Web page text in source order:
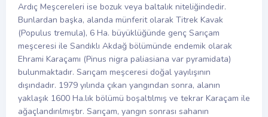
Ardıç Meşcereleri ise bozuk veya baltalık niteliğindedir.
Bunlardan başka, alanda münferit olarak Titrek Kavak
(Populus tremula), 6 Ha. büyüklüğünde genç Sarıçam
meşceresi ile Sandıklı Akdağ bölümünde endemik olarak
Ehrami Karaçamı (Pinus nigra paliasiana var pyramidata)
bulunmaktadır. Sarıçam meşceresi doğal yayılışının
dışındadır. 1979 yılında çıkan yangından sonra, alanın
yaklaşık 1600 Ha.lık bölümü boşaltılmış ve tekrar Karaçam ile
ağaçlandırılmıştır. Sarıçam, yangın sonrası sahanın